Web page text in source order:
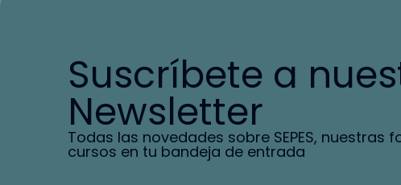
Suscríbete a
Newsletter
Todas las novedades sobre SEPES, nuestras
cursos en tu bandeja de entrada